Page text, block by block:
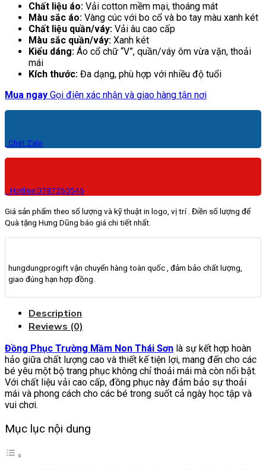
Chất liệu áo: Vải cotton mềm mại, thoáng mát
Màu sắc áo: Vàng cúc với bo cổ và bo tay màu xanh két
Chất liệu quần/váy: Vải âu cao cấp
Màu sắc quần/váy: Xanh két
Kiểu dáng: Áo cổ chữ “V”, quần/váy ôm vừa vặn, thoải
mái
Kích thước: Đa dạng, phù hợp với nhiều độ tuổi
Mua ngay Gọi điện xác nhận và giao hàng tận nơi
Chát Zalo
Hotline:0787260546
Giá sản phẩm theo số lượng và kỹ thuật in logo, vị trí . Điền số lượng để
Quà tặng Hưng Dũng báo giá chi tiết nhất.
hungdungprogift vận chuyển hàng toàn quốc , đảm bảo chất lượng,
giao đúng hạn hợp đồng.
Description
Reviews (0)
Đồng Phục Trường Mầm Non Thái Sơn là sự kết hợp hoàn
hảo giữa chất lượng cao và thiết kế tiện lợi, mang đến cho các
bé yêu một bộ trang phục không chỉ thoải mái mà còn nổi bật.
Với chất liệu vải cao cấp, đồng phục này đảm bảo sự thoải
mái và phong cách cho các bé trong suốt cả ngày học tập và
vui chơi.
Mục lục nội dung